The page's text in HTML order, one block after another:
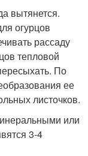
вытянется.
огурцов
рассаду
тепловой
По
ее
листочков.
или
3-4